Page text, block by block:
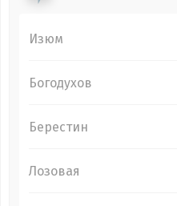
Изюм
Богодухов
Берестин
Лозовая